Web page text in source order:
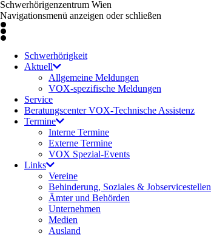
Schwerhörigenzentrum Wien
Navigationsmenü anzeigen oder schließen
Schwerhörigkeit
Aktuell
Allgemeine Meldungen
VOX-spezifische Meldungen
Service
Beratungscenter VOX-Technische Assistenz
Termine
Interne Termine
Externe Termine
VOX Spezial-Events
Links
Vereine
Behinderung, Soziales & Jobservicestellen
Ämter und Behörden
Unternehmen
Medien
Ausland